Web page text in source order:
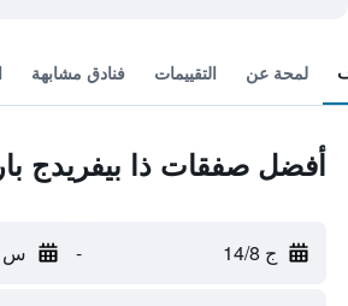
لمحة عن التقييمات فنادق مشابهة
أفضل صفقات ذا بيفريدج
ج 14/8 - س 15/8